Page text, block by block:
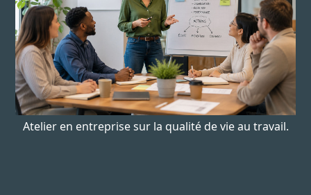
Atelier en entreprise sur la qualité de vie au travail.